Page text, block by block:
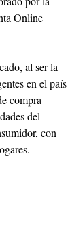
Online
al ser la
en el país
compra
del
con